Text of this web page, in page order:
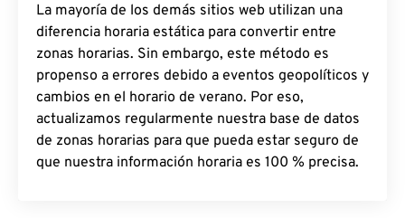
La mayoría de los demás sitios web utilizan una
diferencia horaria estática para convertir entre
zonas horarias. Sin embargo, este método es
propenso a errores debido a eventos geopolíticos y
cambios en el horario de verano. Por eso,
actualizamos regularmente nuestra base de datos
de zonas horarias para que pueda estar seguro de
que nuestra información horaria es 100 % precisa.